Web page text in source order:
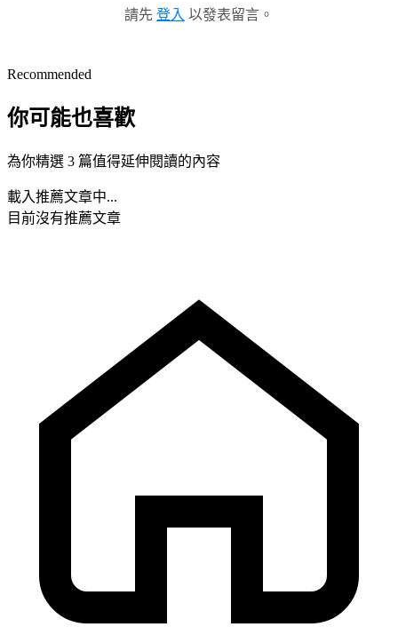
請先 登入 以發表留言。
Recommended
你可能也喜歡
為你精選 3 篇值得延伸閱讀的內容
載入推薦文章中...
目前沒有推薦文章